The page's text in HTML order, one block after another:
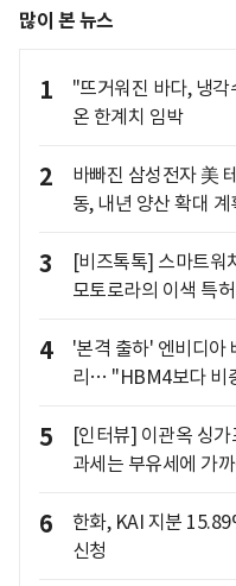
많이 본 뉴스
1
"뜨거워진 바다, 냉
온 한계치 임박
2
바빠진 삼성전자 美
동, 내년 양산 확대
3
[비즈톡톡] 스마트
모토로라의 이색 특허
4
'본격 출하' 엔비디아
리… "HBM4보다 비
5
[인터뷰] 이관옥 싱
과세는 부유세에 가
6
한화, KAI 지분
신청